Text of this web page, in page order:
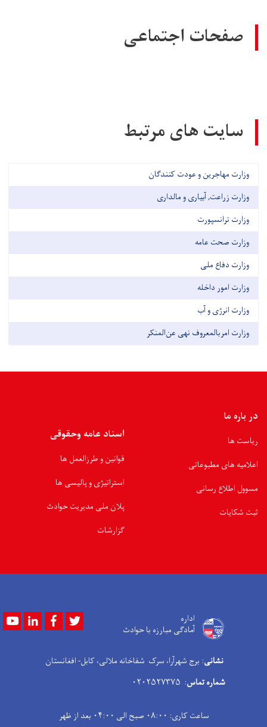
صفحات اجتماعی
سایت های مرتبط
وزارت مهاجرین و عودت کنندگان
وزارت زراعت, آبیاری و مالداری
وزارت ترانسپورت
وزارت صحت عامه
وزارت دفاع ملی
وزارت امور داخله
وزارت انرژی و آب
وزارت امربالمعروف نهی عن‌المنکر
در باره ما
ریاست ها
اعلامیه های مطبوعاتی
مسوول اطلاع رسانی
ثبت شکایات
اسناد عامه وحقوقی
قوانین و طرزالعمل ها
استراتیژی و پالیسی ها
پلان ملی مدیریت حوادث
گزارشات
اداره
آمادگی مبارزه با حوادث
YoutubeLinkedInFacebook
نشانی: برج شهرآرا، سرک شفاخانه ملالی، کابل- افغانستان
شماره تماس: ۰۲۰۲۵۲۷۳۷۵
ساعت کاری: ۰۸:۰۰ صبح الی ۰۴:۰۰ بعد از ظهر